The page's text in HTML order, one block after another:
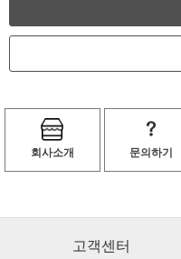
회사소개 문의하기
고객센터